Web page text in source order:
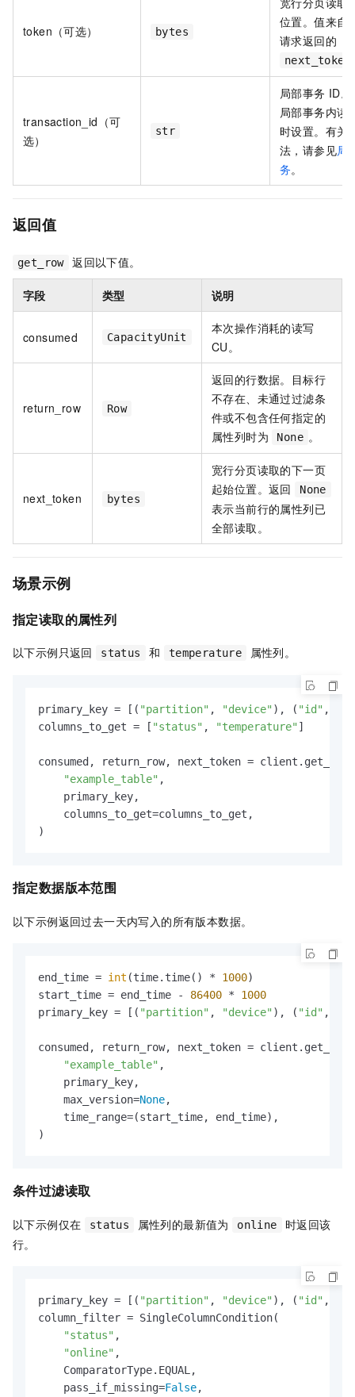
token（可选） bytes
位置。值来自
请求返回的
next_token
transaction_id（可
选）
str
局部事务 ID。
局部事务内读
时设置。有关
法，请参见局
务。
返回值
get_row 返回以下值。
字段 类型 说明
consumed CapacityUnit
本次操作消耗的读写
CU。
return_row Row
返回的行数据。目标行
不存在、未通过过滤条
件或不包含任何指定的
属性列时为
None 。
next_token bytes
宽行分页读取的下一页
起始位置。返回
None
表示当前行的属性列已
全部读取。
场景示例
指定读取的属性列
以下示例只返回 status 和 temperature 属性列。
primary_key = [( "partition" , "device" ), ( "id" ,
columns_to_get = [ "status" , "temperature" ]
consumed, return_row, next_token = client.get_row(
"example_table" ,
    primary_key,
    columns_to_get=columns_to_get,
)
指定数据版本范围
以下示例返回过去一天内写入的所有版本数据。
end_time = int (time.time() * 1000)
start_time = end_time - 86400 * 1000
primary_key = [( "partition" , "device" ), ( "id" ,
consumed, return_row, next_token = client.get_row(
"example_table" ,
    primary_key,
    max_version=
None,
    time_range=(start_time, end_time),
)
条件过滤读取
以下示例仅在 status 属性列的最新值为 online
时返回该
行。
primary_key = [( "partition" , "device" ), ( "id" ,
column_filter = SingleColumnCondition(
"status" ,
"online" ,
    ComparatorType.EQUAL,
    pass_if_missing=
False,